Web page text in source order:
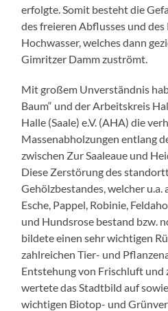
erfolgte. Somit besteht die
des freieren Abflusses und des
Hochwasser, welches dann
Gimritzer Damm zuströmt.
Mit großem Unverständnis
Baum“ und der Arbeitskreis
Halle (Saale) e.V. (AHA) die
Massenabholzungen entlang
zwischen Zur Saaleaue und
Diese Zerstörung des
Gehölzbestandes, welcher u.a.
Esche, Pappel, Robinie,
und Hundsrose bestand bzw.
bildete einen sehr wichtigen
zahlreichen Tier- und
Entstehung von Frischluft und
wertete das Stadtbild auf
wichtigen Biotop- und